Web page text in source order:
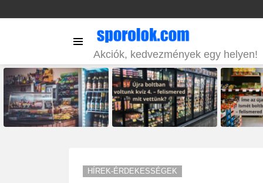
Akciók, kedvezmények egy helyen!
STORIES
HÍREK-ÉRDEKESSÉGEK